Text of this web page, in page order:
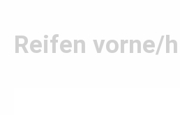
Reifen vorne/